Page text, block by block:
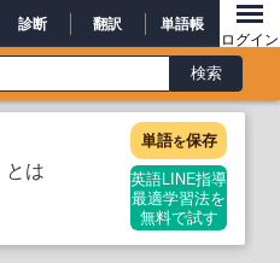
診断 翻訳 単語帳
ログイン
とは
単語を保存
英語LINE指導
最適学習法を
無料で試す